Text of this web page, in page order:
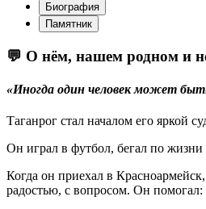
Биография
Памятник
💬 О нём, нашем родном и
«Иногда один человек может
Таганрог стал началом его яркой
Он играл в футбол, бегал по
Когда он приехал в
радостью, с вопросом. Он